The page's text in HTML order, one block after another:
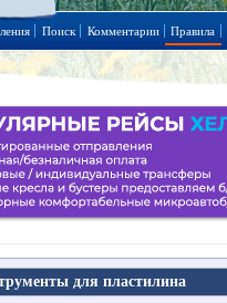
Поиск Комментарии Правила
для пластилина